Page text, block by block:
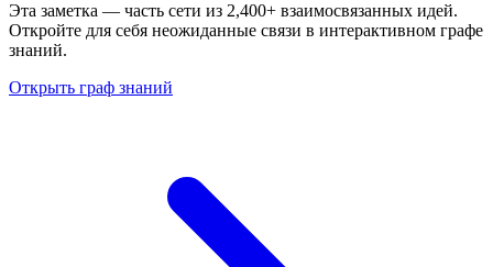
Эта заметка — часть сети из 2,400+ взаимосвязанных идей.
Откройте для себя неожиданные связи в интерактивном графе
знаний.
Открыть граф знаний